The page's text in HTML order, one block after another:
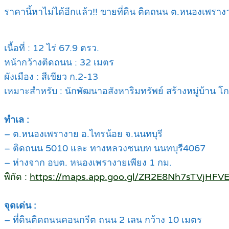
ราคานี้หาไม่ได้อีกแล้ว!! ขายที่ดิน ติดถนน ต.หนองเพร
เนื้อที่ : 12 ไร่ 67.9 ตรว.
หน้ากว้างติดถนน : 32 เมตร
ผังเมือง : สีเขียว ก.2-13
เหมาะสำหรับ : นักพัฒนาอสังหาริมทรัพย์ สร้างหมู่บ้าน โ
ทำเล :
– ต.หนองเพรางาย อ.ไทรน้อย จ.นนทบุรี
– ติดถนน 5010 และ ทางหลวงชนบท นนทบุรี4067
– ห่างจาก อบต. หนองเพรางายเพียง 1 กม.
พิกัด : https://maps.app.goo.gl/
จุดเด่น :
– ที่ดินติดถนนคอนกรีต ถนน 2 เลน กว้าง 10 เมตร